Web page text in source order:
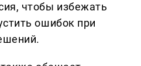
чтобы избежать
ошибок при